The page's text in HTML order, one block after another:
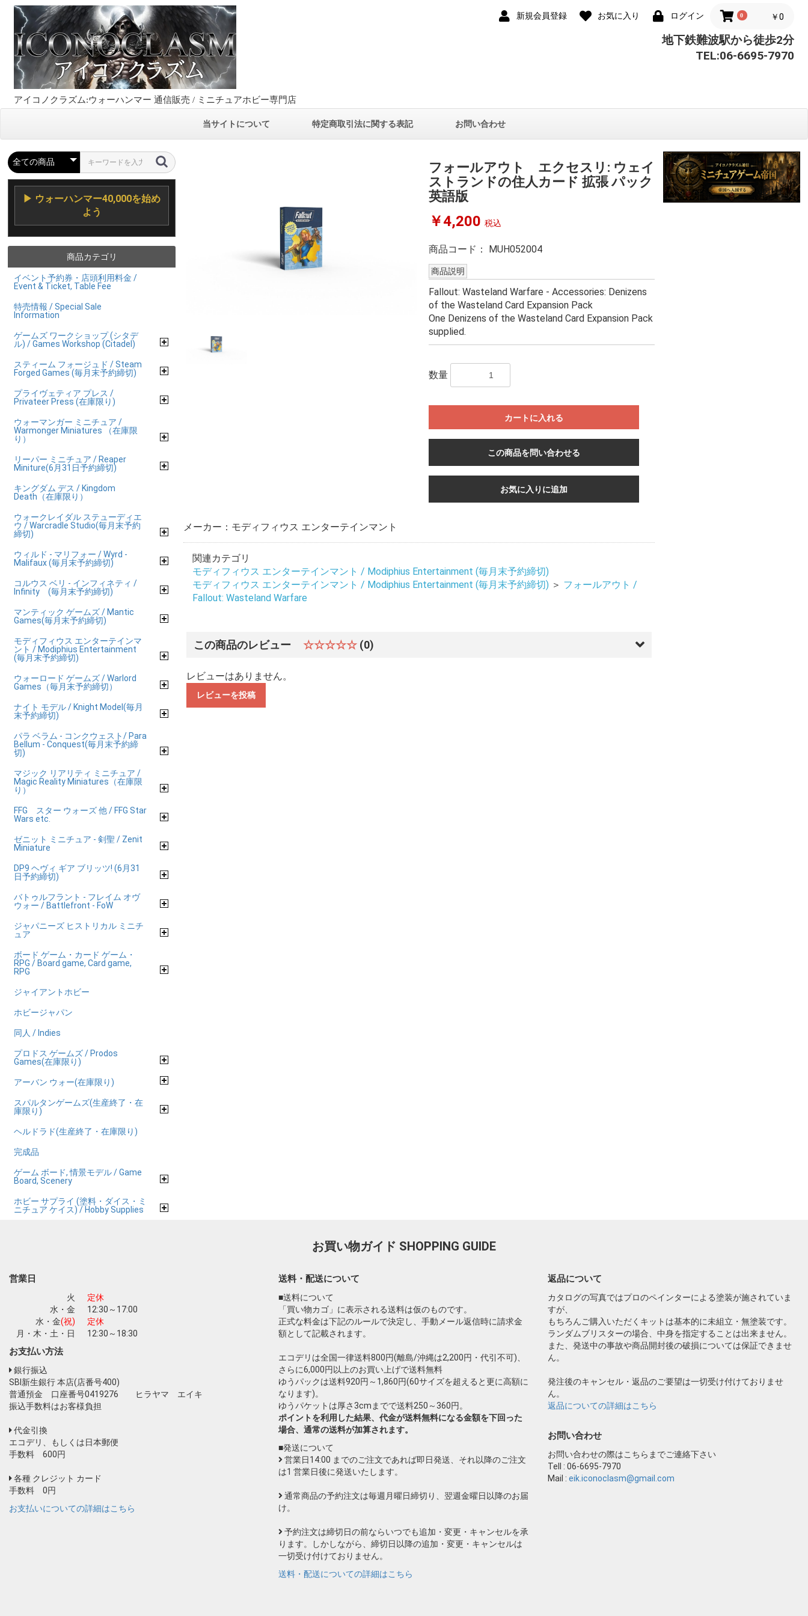
新規会員登録 お気に入り ログイン 0 ￥0
アイコノクラズム:ウォーハンマー 通信販売 / ミニチュアホビー専門店
地下鉄難波駅から徒歩2分
TEL:06-6695-7970
当サイトについて 特定商取引法に関する表記 お問い合わせ
▶ ウォーハンマー40,000を始め
よう
商品カテゴリ
イベント予約券・店頭利用料金 /
Event & Ticket, Table Fee
特売情報 / Special Sale
Information
ゲームズ ワークショップ (シタデ
ル) / Games Workshop (Citadel)
スティーム フォージュド / Steam
Forged Games (毎月末予約締切)
プライヴェティア プレス /
Privateer Press (在庫限り)
ウォーマンガー ミニチュア /
Warmonger Miniatures （在庫限
り）
リーパー ミニチュア / Reaper
Miniture(6月31日予約締切)
キングダム デス / Kingdom
Death（在庫限り）
ウォークレイダル ステューディエ
ウ / Warcradle Studio(毎月末予約
締切)
ウィルド - マリフォー / Wyrd -
Malifaux (毎月末予約締切)
コルウス ベリ - インフィネティ /
Infinity (毎月末予約締切)
マンティック ゲームズ / Mantic
Games(毎月末予約締切)
モディフィウス エンターテインマ
ント / Modiphius Entertainment
(毎月末予約締切)
ウォーロード ゲームズ / Warlord
Games（毎月末予約締切）
ナイト モデル / Knight Model(毎月
末予約締切)
パラ ベラム - コンクウェスト/ Para
Bellum - Conquest(毎月末予約締
切)
マジック リアリティ ミニチュア /
Magic Reality Miniatures（在庫限
り）
FFG スター ウォーズ 他 / FFG Star
Wars etc.
ゼニット ミニチュア - 剣聖 / Zenit
Miniature
DP9 ヘヴィ ギア ブリッツ! (6月31
日予約締切)
バトゥルフラント - フレイム オヴ
ウォー / Battlefront - FoW
ジャパニーズ ヒストリカル ミニチ
ュア
ボード ゲーム・カード ゲーム・
RPG / Board game, Card game,
RPG
ジャイアントホビー
ホビージャパン
同人 / Indies
プロドス ゲームズ / Prodos
Games(在庫限り)
アーバン ウォー(在庫限り)
スパルタンゲームズ(生産終了・在
庫限り)
ヘルドラド(生産終了・在庫限り)
完成品
ゲーム ボード, 情景モデル / Game
Board, Scenery
ホビー サプライ (塗料・ダイス・ミ
ニチュア ケイス) / Hobby Supplies
フォールアウト エクセスリ: ウェイ
ストランドの住人カード 拡張 パック
英語版
￥4,200 税込
商品コード： MUH052004
商品説明
Fallout: Wasteland Warfare - Accessories: Denizens
of the Wasteland Card Expansion Pack
One Denizens of the Wasteland Card Expansion Pack
supplied.
数量
カートに入れる
この商品を問い合わせる
お気に入りに追加
メーカー：モディフィウス エンターテインマント
関連カテゴリ
モディフィウス エンターテインマント / Modiphius Entertainment (毎月末予約締切)
モディフィウス エンターテインマント / Modiphius Entertainment (毎月末予約締切) ＞ フォールアウト /
Fallout: Wasteland Warfare
この商品のレビュー ☆☆☆☆☆ (0)
レビューはありません。
レビューを投稿
お買い物ガイド SHOPPING GUIDE
営業日
火
定休
水・金
12:30～17:00
水・金(祝)
定休
月・木・土・日
12:30～18:30
お支払い方法
銀行振込
SBI新生銀行 本店(店番号400)
普通預金 口座番号0419276 ヒラヤマ エイキ
振込手数料はお客様負担
代金引換
エコデリ、もしくは日本郵便
手数料 600円
各種 クレジット カード
手数料 0円
お支払いについての詳細はこちら
送料・配送について
■送料について
「買い物カゴ」に表示される送料は仮のものです。
正式な料金は下記のルールで決定し、手動メール返信時に請求金
額として記載されます。
エコデリは全国一律送料800円(離島/沖縄は2,200円・代引不可)、
さらに6,000円以上のお買い上げで送料無料
ゆうパックは送料920円～1,860円(60サイズを超えると更に高額に
なります)。
ゆうパケットは厚さ3cmまでで送料250～360円。
ポイントを利用した結果、代金が送料無料になる金額を下回った
場合、通常の送料が加算されます。
■発送について
営業日14:00 までのご注文であれば即日発送、それ以降のご注文
は1 営業日後に発送いたします。
通常商品の予約注文は毎週月曜日締切り、翌週金曜日以降のお届
け。
予約注文は締切日の前ならいつでも追加・変更・キャンセルを承
ります。しかしながら、締切日以降の追加・変更・キャンセルは
一切受け付けておりません。
送料・配送についての詳細はこちら
返品について
カタログの写真ではプロのペインターによる塗装が施されていま
すが、
もちろんご購入いただくキットは基本的に未組立・無塗装です。
ランダムブリスターの場合、中身を指定することは出来ません。
また、発送中の事故や商品開封後の破損については保証できませ
ん。
発注後のキャンセル・返品のご要望は一切受け付けておりませ
ん。
返品についての詳細はこちら
お問い合わせ
お問い合わせの際はこちらまでご連絡下さい
Tell : 06-6695-7970
Mail : eik.iconoclasm@gmail.com